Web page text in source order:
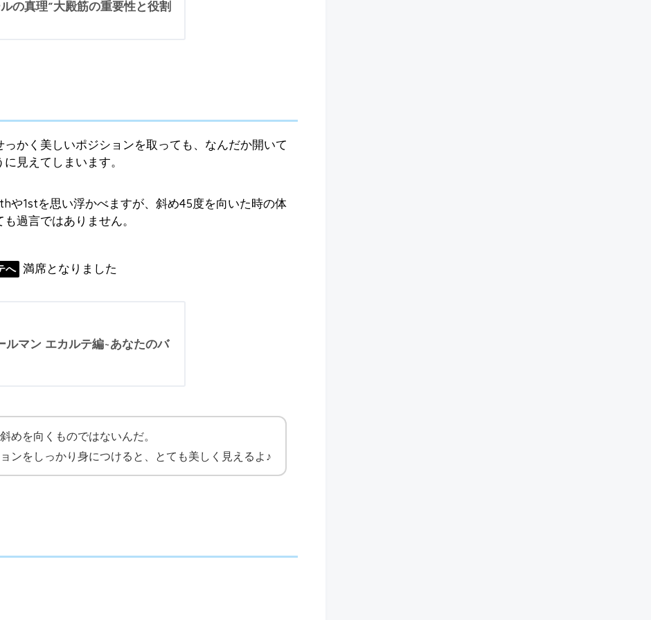
の真理”大殿筋の重要性と役割
かく美しいポジションを取っても、なんだか開いて
見えてしまいます。
や1stを思い浮かべますが、斜め45度を向いた時の体
過言ではありません。
へ 満席となりました
ルマン エカルテ編~あなたのバ
めを向くものではないんだ。
ンをしっかり身につけると、とても美しく見えるよ♪